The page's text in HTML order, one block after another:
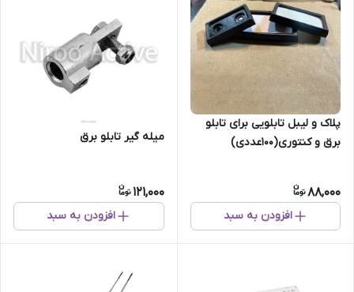
پلاک و لیبل تابلویی برای تابلو
برق و کنتوری(۱۰۰عددی)
88,000
افزودن به سبد
میله گیر تابلو برق
121,000
افزودن به سبد